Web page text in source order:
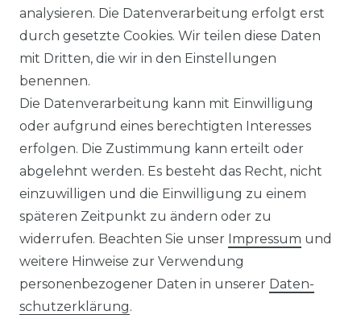
UNTERNEHMEN
ÜBER UNS
HERSTELLER
REFERENZEN
Widerrufs­recht
analysieren. Die Datenverarbeitung erfolgt erst
durch gesetzte Cookies. Wir teilen diese Daten
mit Dritten, die wir in den Einstellungen
benennen.
Die Datenverarbeitung kann mit Einwilligung
oder aufgrund eines berechtigten Interesses
erfolgen. Die Zustimmung kann erteilt oder
abgelehnt werden. Es besteht das Recht, nicht
einzuwilligen und die Einwilligung zu einem
späteren Zeitpunkt zu ändern oder zu
widerrufen. Beachten Sie unser Impressum und
weitere Hinweise zur Verwendung
personenbezogener Daten in unserer Daten­
schutz­erklärung.